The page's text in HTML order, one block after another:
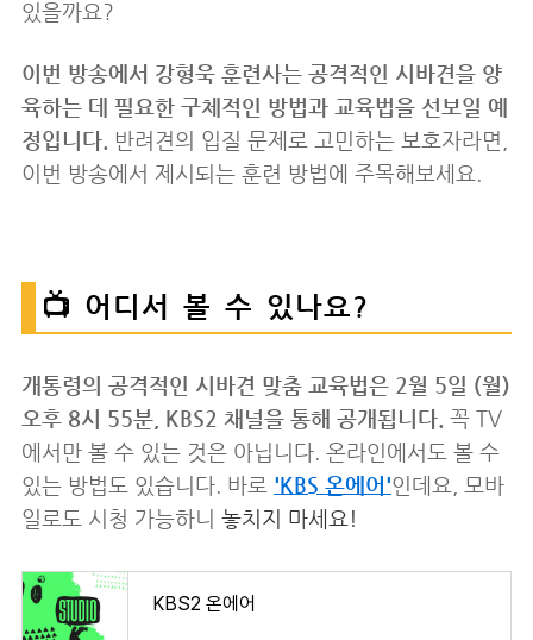
있을까요?
이번 방송에서 강형욱 훈련사는 공격적인 시바견을 양
육하는 데 필요한 구체적인 방법과 교육법을 선보일 예
정입니다. 반려견의 입질 문제로 고민하는 보호자라면,
이번 방송에서 제시되는 훈련 방법에 주목해보세요.
📺 어디서 볼 수 있나요?
개통령의 공격적인 시바견 맞춤 교육법은 2월 5일 (월)
오후 8시 55분, KBS2 채널을 통해 공개됩니다. 꼭 TV
에서만 볼 수 있는 것은 아닙니다. 온라인에서도 볼 수
있는 방법도 있습니다. 바로 'KBS 온에어'인데요, 모바
일로도 시청 가능하니 놓치지 마세요!
KBS2 온에어